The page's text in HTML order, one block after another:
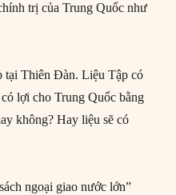
trị của Trung Quốc như
tại Thiên Đàn. Liệu Tập có
lợi cho Trung Quốc bằng
không? Hay liệu sẽ có
ngoại giao nước lớn”